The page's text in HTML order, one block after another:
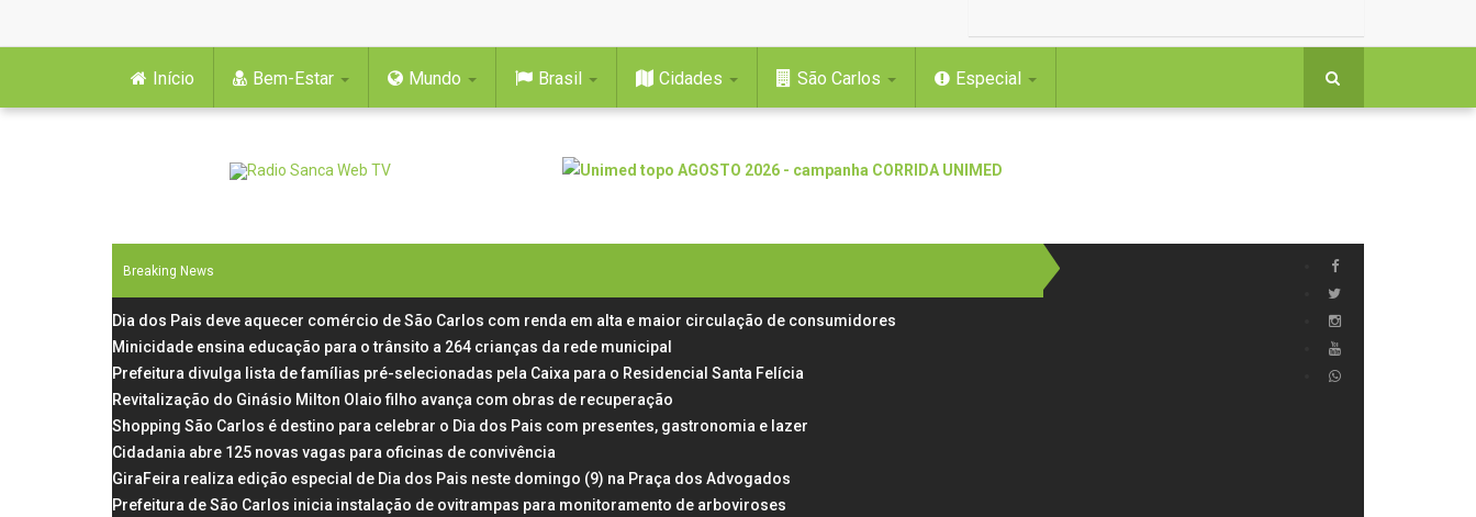
Início Bem-Estar Mundo Brasil Cidades São Carlos Especial
Breaking News
Dia dos Pais deve aquecer comércio de São Carlos com renda em alta e maior circulação de consumidores
Minicidade ensina educação para o trânsito a 264 crianças da rede municipal
Prefeitura divulga lista de famílias pré-selecionadas pela Caixa para o Residencial Santa Felícia
Revitalização do Ginásio Milton Olaio filho avança com obras de recuperação
Shopping São Carlos é destino para celebrar o Dia dos Pais com presentes, gastronomia e lazer
Cidadania abre 125 novas vagas para oficinas de convivência
GiraFeira realiza edição especial de Dia dos Pais neste domingo (9) na Praça dos Advogados
Prefeitura de São Carlos inicia instalação de ovitrampas para monitoramento de arboviroses